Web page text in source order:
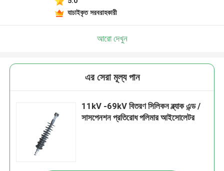
যাচাইকৃত সরবরাহকারী
আরো দেখুন
এর সেরা মূল্য পান
11kV -69kV বিতরণ সিলিকন ব্ল্যাক এন্ড /
সাসপেনশন প্রতিরোধ পলিমার আইসোলেটর